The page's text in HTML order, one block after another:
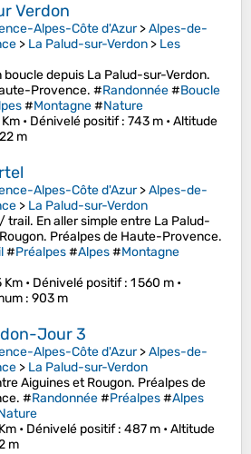
Verdon
Alpes-Côte d'Azur>Alpes-de-
> La Palud-sur-Verdon > Les
boucle depuis La Palud-sur-Verdon.
Provence. #Randonnée#Boucle
#Montagne#Nature
• Dénivelé positif: 743 m •Altitude
m
Alpes-Côte d'Azur>Alpes-de-
> La Palud-sur-Verdon
trail. En aller simple entre La Palud-
Préalpes de Haute-Provence.
#Préalpes#Alpes#Montagne
Km • Dénivelé positif: 1 560 m •
: 903 m
Jour 3
Alpes-Côte d'Azur>Alpes-de-
> La Palud-sur-Verdon
Aiguines et Rougon. Préalpes de
#Randonnée#Préalpes#Alpes
• Dénivelé positif: 487 m •Altitude
m